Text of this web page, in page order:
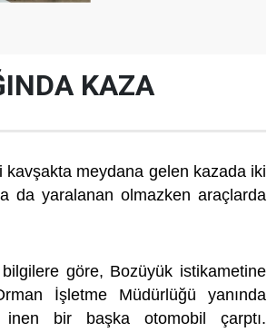
KAZA
meydana gelen kazada iki
da yaralanan olmazken araçlarda
göre, Bozüyük istikametine
İşletme Müdürlüğü yanında
bir başka otomobil çarptı.